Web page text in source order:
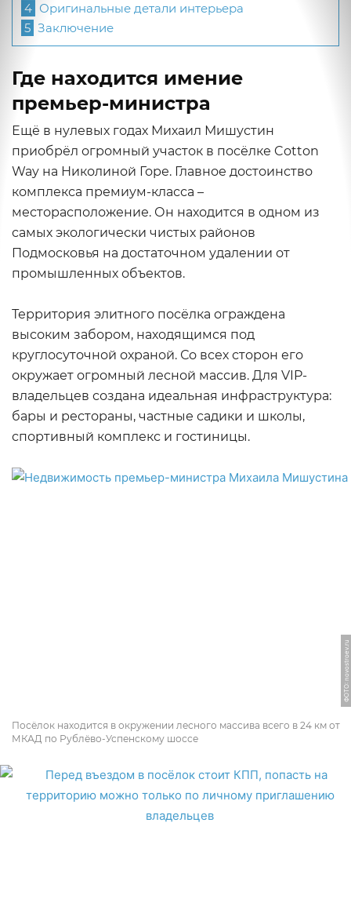
4 Оригинальные детали интерьера
5 Заключение
Где находится имение
премьер-министра
Ещё в нулевых годах Михаил Мишустин
приобрёл огромный участок в посёлке Cotton
Way на Николиной Горе. Главное достоинство
комплекса премиум-класса –
месторасположение. Он находится в одном из
самых экологически чистых районов
Подмосковья на достаточном удалении от
промышленных объектов.
Территория элитного посёлка ограждена
высоким забором, находящимся под
круглосуточной охраной. Со всех сторон его
окружает огромный лесной массив. Для VIP-
владельцев создана идеальная инфраструктура:
бары и рестораны, частные садики и школы,
спортивный комплекс и гостиницы.
ФОТО: novostroev.ru
Посёлок находится в окружении лесного массива всего в 24 км от
МКАД по Рублёво-Успенскому шоссе